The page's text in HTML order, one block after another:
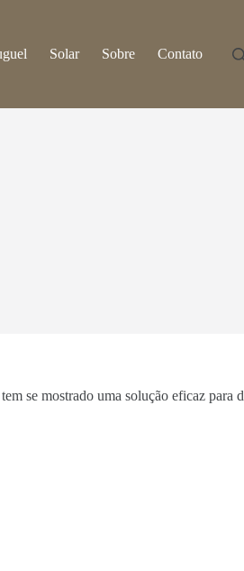
Solar Sobre Contato
se mostrado uma solução eficaz para